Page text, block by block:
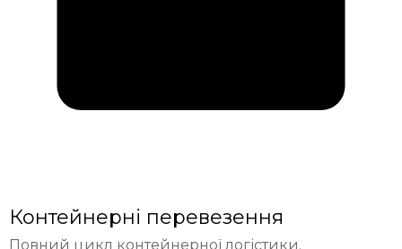
Контейнерні перевезення
Повний цикл контейнерної логістики.